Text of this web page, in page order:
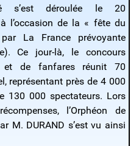
s’est déroulée le 20
l’occasion de la « fête du
La France prévoyante
Ce jour-là, le concours
et de fanfares réunit 70
représentant près de 4 000
130 000 spectateurs. Lors
l’Orphéon de
M. DURAND s’est vu ainsi